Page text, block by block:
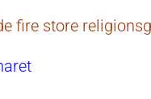
fire store